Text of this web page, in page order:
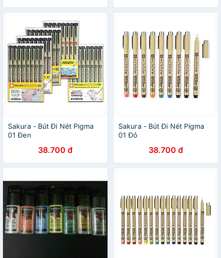
Sakura - Bút Đi Nét Pigma
01 Đen
38.700 đ
Sakura - Bút Đi Nét Pigma
01 Đỏ
38.700 đ